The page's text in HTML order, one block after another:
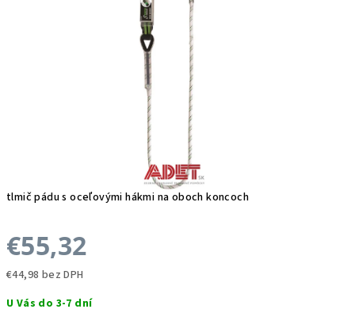
tlmič pádu s oceľovými hákmi na oboch koncoch
€55,32
€44,98 bez DPH
cena:
U Vás do 3-7 dní